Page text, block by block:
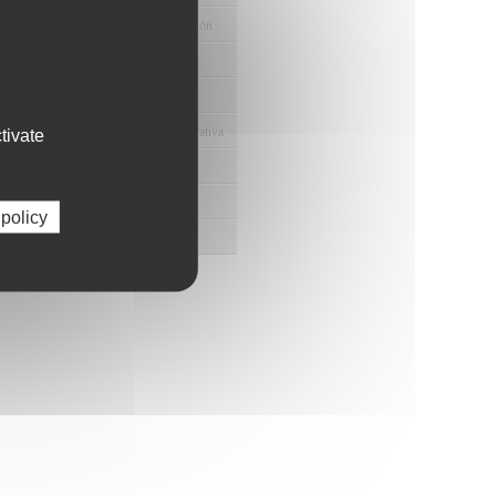
Ayudas y Oportunidad de Financiación
y Gestión Económica-Administrativa
y Promoción de la Investigación
del conocimiento